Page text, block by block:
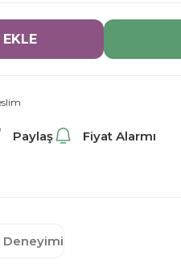
EKLE
Paylaş Fiyat Alarmı
Deneyimi